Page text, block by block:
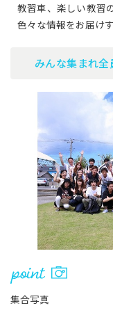
教習車、楽しい教習
色々な情報をお届け
みんな集まれ全
集合写真